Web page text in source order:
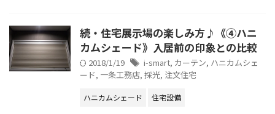
続・住宅展示場の楽しみ方♪《④ハニ
カムシェード》入居前の印象との比較
2018/1/19 i-smart, カーテン, ハニカムシェ
ード, 一条工務店, 採光, 注文住宅
ハニカムシェード 住宅設備